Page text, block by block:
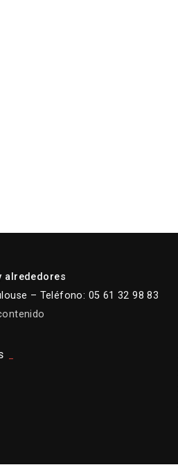
alrededores
– Teléfono: 05 61 32 98 83